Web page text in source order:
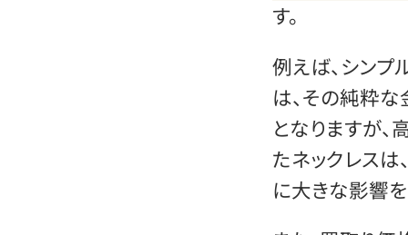
す。
例えば、シンプ
は、その純粋
となりますが、
たネックレス
に大きな影響を